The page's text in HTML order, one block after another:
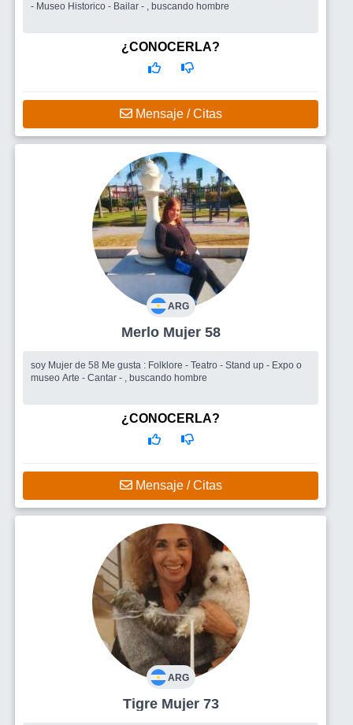
- Museo Historico - Bailar - , buscando hombre
¿CONOCERLA?
Mensaje / Citas
ARG
Merlo Mujer 58
soy Mujer de 58 Me gusta : Folklore - Teatro - Stand up - Expo o
museo Arte - Cantar - , buscando hombre
¿CONOCERLA?
Mensaje / Citas
ARG
Tigre Mujer 73